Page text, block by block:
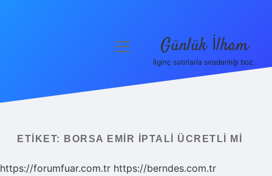
Yasal Uyarı
Hakkımızda
menüyü
Günlük İlham
İlginç satırlarla sıradanlığı boz.
ETIKET: BORSA EMIR İPTALI ÜCRETLI MI
https://forumfuar.com.tr https://berndes.com.tr